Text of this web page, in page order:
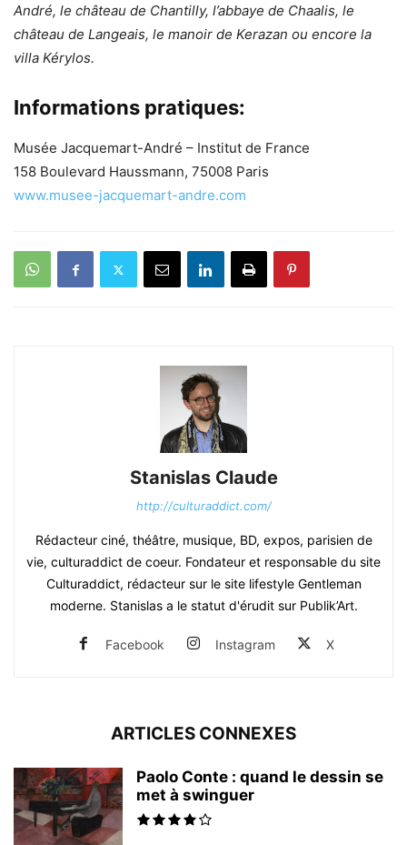
André, le château de Chantilly, l’abbaye de Chaalis, le
château de Langeais, le manoir de Kerazan ou encore la
villa Kérylos.
Informations pratiques:
Musée Jacquemart-André – Institut de France
158 Boulevard Haussmann, 75008 Paris
www.musee-jacquemart-andre.com
Stanislas Claude
http://culturaddict.com/
Rédacteur ciné, théâtre, musique, BD, expos, parisien de
vie, culturaddict de coeur. Fondateur et responsable du site
Culturaddict, rédacteur sur le site lifestyle Gentleman
moderne. Stanislas a le statut d'érudit sur Publik’Art.
Facebook Instagram X
ARTICLES CONNEXES
Paolo Conte : quand le dessin se
met à swinguer